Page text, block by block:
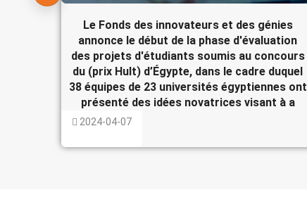
Le Fonds des innovateurs et des génies
annonce le début de la phase d'évaluation
des projets d'étudiants soumis au concours
du (prix Hult) d’Égypte, dans le cadre duquel
38 équipes de 23 universités égyptiennes ont
présenté des idées novatrices visant à a
2024-04-07